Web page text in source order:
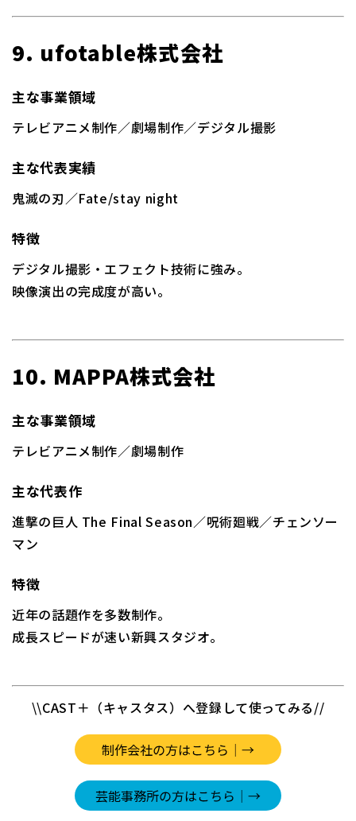
9. ufotable株式会社
主な事業領域
テレビアニメ制作／劇場制作／デジタル撮影
主な代表実績
鬼滅の刃／Fate/stay night
特徴
デジタル撮影・エフェクト技術に強み。
映像演出の完成度が高い。
10. MAPPA株式会社
主な事業領域
テレビアニメ制作／劇場制作
主な代表作
進撃の巨人 The Final Season／呪術廻戦／チェンソー
マン
特徴
近年の話題作を多数制作。
成長スピードが速い新興スタジオ。
\\CAST＋（キャスタス）へ登録して使ってみる//